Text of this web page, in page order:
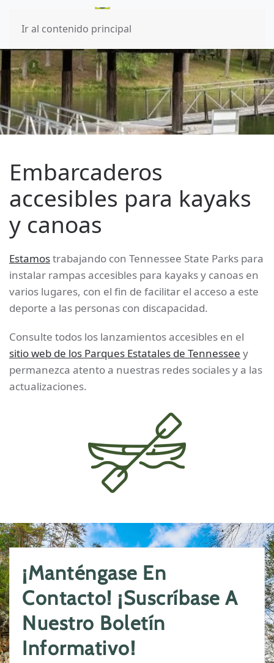
Ir al contenido principal
Embarcaderos
accesibles para kayaks
y canoas
Estamostrabajando con Tennessee State Parks para
instalar rampas accesibles para kayaks y canoas en
varios lugares, con el fin de facilitar el acceso a este
deporte a las personas con discapacidad.
Consulte todos los lanzamientos accesibles en el
sitio web de los Parques Estatales de Tennessee y
permanezca atento a nuestras redes sociales y a las
actualizaciones.
¡Manténgase En
Contacto! ¡Suscríbase A
Nuestro Boletín
Informativo!